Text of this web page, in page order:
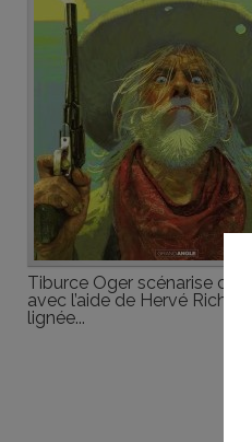
Tiburce Oger scénarise ces
avec l’aide de Hervé Richez.
lignée...